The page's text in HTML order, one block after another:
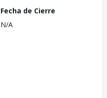
Fecha de Cierre
N/A